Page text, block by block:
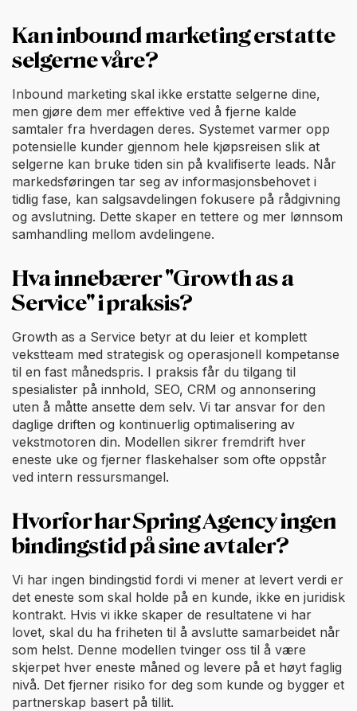
Kan inbound marketing erstatte
selgerne våre?
Inbound marketing skal ikke erstatte selgerne dine,
men gjøre dem mer effektive ved å fjerne kalde
samtaler fra hverdagen deres. Systemet varmer opp
potensielle kunder gjennom hele kjøpsreisen slik at
selgerne kan bruke tiden sin på kvalifiserte leads. Når
markedsføringen tar seg av informasjonsbehovet i
tidlig fase, kan salgsavdelingen fokusere på rådgivning
og avslutning. Dette skaper en tettere og mer lønnsom
samhandling mellom avdelingene.
Hva innebærer "Growth as a
Service" i praksis?
Growth as a Service betyr at du leier et komplett
vekstteam med strategisk og operasjonell kompetanse
til en fast månedspris. I praksis får du tilgang til
spesialister på innhold, SEO, CRM og annonsering
uten å måtte ansette dem selv. Vi tar ansvar for den
daglige driften og kontinuerlig optimalisering av
vekstmotoren din. Modellen sikrer fremdrift hver
eneste uke og fjerner flaskehalser som ofte oppstår
ved intern ressursmangel.
Hvorfor har Spring Agency ingen
bindingstid på sine avtaler?
Vi har ingen bindingstid fordi vi mener at levert verdi er
det eneste som skal holde på en kunde, ikke en juridisk
kontrakt. Hvis vi ikke skaper de resultatene vi har
lovet, skal du ha friheten til å avslutte samarbeidet når
som helst. Denne modellen tvinger oss til å være
skjerpet hver eneste måned og levere på et høyt faglig
nivå. Det fjerner risiko for deg som kunde og bygger et
partnerskap basert på tillit.